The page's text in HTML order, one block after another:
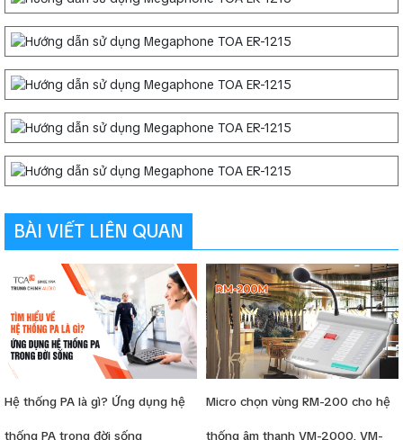
BÀI VIẾT LIÊN QUAN
Hệ thống PA là gì? Ứng dụng hệ
thống PA trong đời sống
Micro chọn vùng RM-200 cho hệ
thống âm thanh VM-2000, VM-